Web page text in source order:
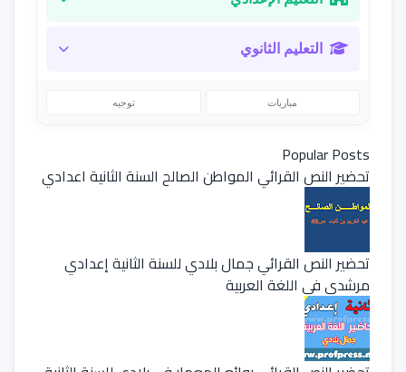
التعليم الثانوي
مباريات توجيه
Popular Posts
تحضير النص القرائي المواطن الصالح السنة الثانية اعدادي
تحضير النص القرائي جمال بلادي للسنة الثانية إعدادي
مرشدي في اللغة العربية